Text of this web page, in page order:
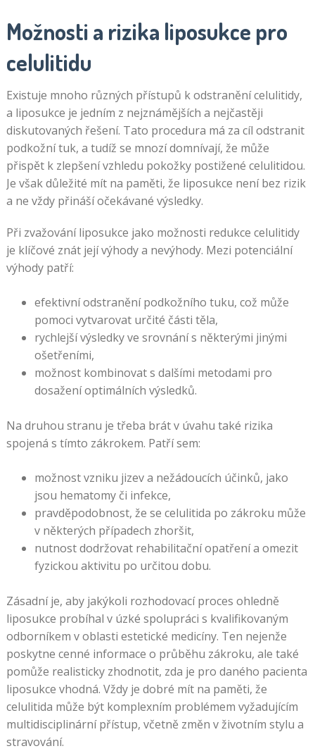
Možnosti a rizika liposukce pro
celulitidu
Existuje mnoho různých přístupů k odstranění celulitidy,
a liposukce je jedním z nejznámějších a nejčastěji
diskutovaných řešení. Tato procedura má za cíl odstranit
podkožní tuk, a tudíž se mnozí domnívají, že může
přispět k zlepšení vzhledu pokožky postižené celulitidou.
Je však důležité mít na paměti, že liposukce není bez rizik
a ne vždy přináší očekávané výsledky.
Při zvažování liposukce jako možnosti redukce celulitidy
je klíčové znát její výhody a nevýhody. Mezi potenciální
výhody patří:
efektivní odstranění podkožního tuku, což může
pomoci vytvarovat určité části těla,
rychlejší výsledky ve srovnání s některými jinými
ošetřeními,
možnost kombinovat s dalšími metodami pro
dosažení optimálních výsledků.
Na druhou stranu je třeba brát v úvahu také rizika
spojená s tímto zákrokem. Patří sem:
možnost vzniku jizev a nežádoucích účinků, jako
jsou hematomy či infekce,
pravděpodobnost, že se celulitida po zákroku může
v některých případech zhoršit,
nutnost dodržovat rehabilitační opatření a omezit
fyzickou aktivitu po určitou dobu.
Zásadní je, aby jakýkoli rozhodovací proces ohledně
liposukce probíhal v úzké spolupráci s kvalifikovaným
odborníkem v oblasti estetické medicíny. Ten nejenže
poskytne cenné informace o průběhu zákroku, ale také
pomůže realisticky zhodnotit, zda je pro daného pacienta
liposukce vhodná. Vždy je dobré mít na paměti, že
celulitida může být komplexním problémem vyžadujícím
multidisciplinární přístup, včetně změn v životním stylu a
stravování.